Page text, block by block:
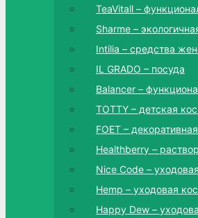
TeaVitall –
Sharme –
Intilia – средства
IL GRADO – посуда
Balancer –
TOTTY – детская
FOET –
Healthberry –
Nice Code –
Hemp – уходовая
Happy Dew –